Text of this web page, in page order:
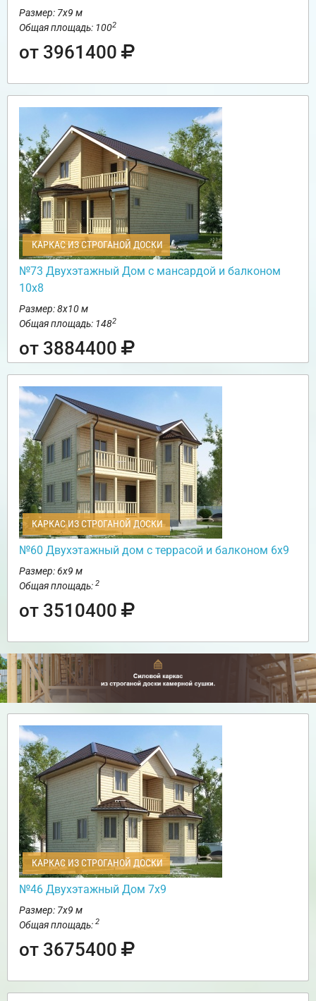
Размер: 7х9 м
Общая площадь: 1002
от 3961400
КАРКАС ИЗ СТРОГАНОЙ ДОСКИ
№73 Двухэтажный Дом с мансардой и балконом
10х8
Размер: 8х10 м
Общая площадь: 1482
от 3884400
КАРКАС ИЗ СТРОГАНОЙ ДОСКИ
№60 Двухэтажный дом с террасой и балконом 6х9
Размер: 6х9 м
Общая площадь: 2
от 3510400
КАРКАС ИЗ СТРОГАНОЙ ДОСКИ
№46 Двухэтажный Дом 7х9
Размер: 7х9 м
Общая площадь: 2
от 3675400